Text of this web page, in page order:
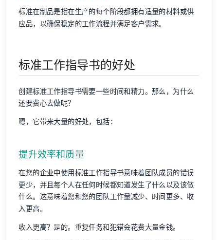
标准在制品是指在生产的每个阶段都拥有适量的材料或供
应品，以确保稳定的工作流程并满足客户需求。
标准工作指导书的好处
创建标准工作指导书需要一些时间和精力。那么，为什么
还要费心去做呢？
嗯，它带来大量的好处，包括：
提升效率和质量
在您的企业中使用标准工作指导书意味着团队成员的错误
更少，并且每个人在任何时候都知道发生了什么以及该做
什么。这意味着您和您的团队工作量减少、时间更多、收
入更高。
收入更高？是的。重复任务和犯错会花费大量金钱。